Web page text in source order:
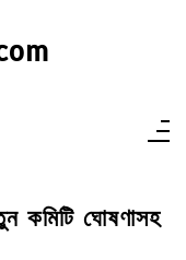
কমিটি ঘোষণাসহ